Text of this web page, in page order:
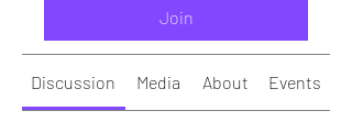
Join
Discussion Media About Events